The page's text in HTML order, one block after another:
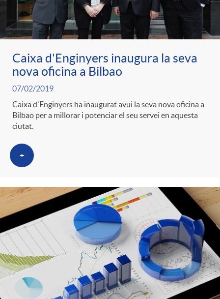
Caixa d'Enginyers inaugura la seva
nova oficina a Bilbao
07/02/2019
Caixa d'Enginyers ha inaugurat avui la seva nova oficina a
Bilbao per a millorar i potenciar el seu servei en aquesta
ciutat.
+